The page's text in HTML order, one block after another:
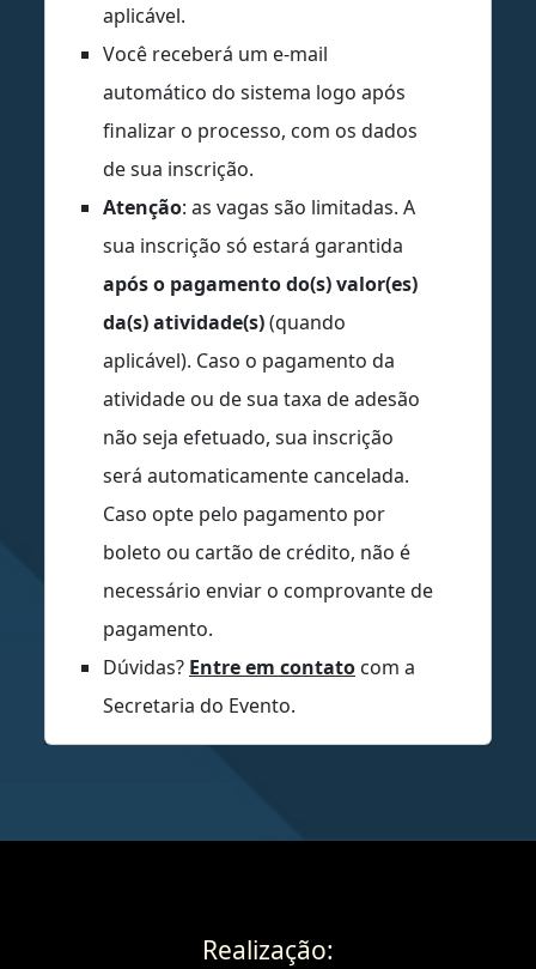
aplicável.
Você receberá um e-mail
automático do sistema logo após
finalizar o processo, com os dados
de sua inscrição.
Atenção: as vagas são limitadas. A
sua inscrição só estará garantida
após o pagamento do(s) valor(es)
da(s) atividade(s)(quando
aplicável). Caso o pagamento da
atividade ou de sua taxa de adesão
não seja efetuado, sua inscrição
será automaticamente cancelada.
Caso opte pelo pagamento por
boleto ou cartão de crédito, não é
necessário enviar o comprovante de
pagamento.
Dúvidas? Entre em contato com a
Secretaria do Evento.
Realização: